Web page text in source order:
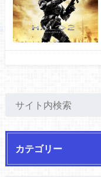
カテゴリー